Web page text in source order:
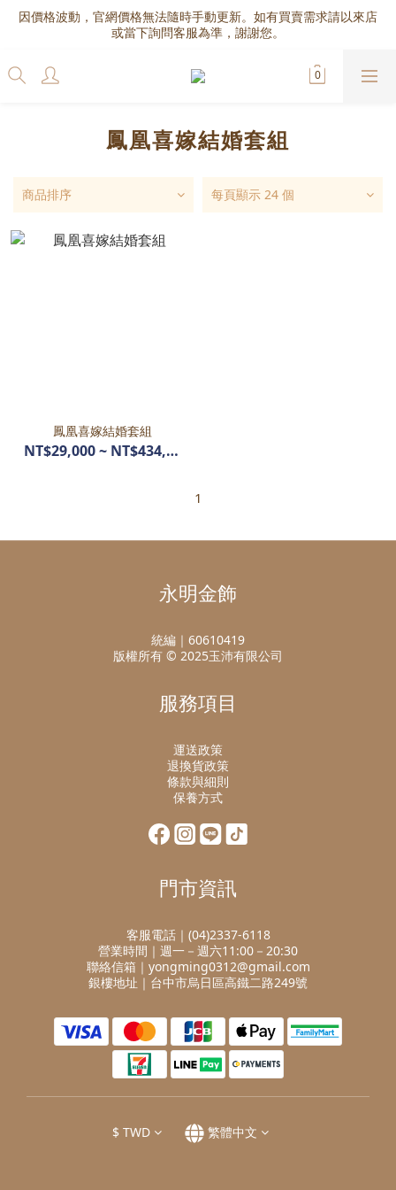
因價格波動，官網價格無法隨時手動更新。如有買賣需求請以來店
或當下詢問客服為準，謝謝您。
鳳凰喜嫁結婚套組
商品排序 每頁顯示 24 個
鳳凰喜嫁結婚套組
NT$29,000 ~ NT$434,400
1
永明金飾
統編｜60610419
版權所有 © 2025玉沛有限公司
服務項目
運送政策
退換貨政策
條款與細則
保養方式
門市資訊
客服電話｜(04)2337-6118
營業時間｜週一－週六11:00－20:30
聯絡信箱｜yongming0312@gmail.com
銀樓地址｜台中市烏日區高鐵二路249號
$ TWD 繁體中文